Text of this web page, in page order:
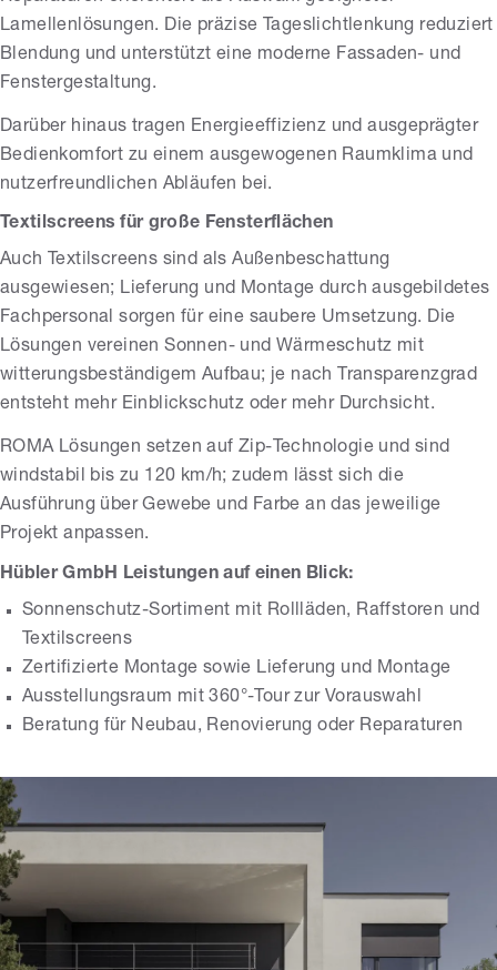
Lamellenlösungen. Die präzise Tageslichtlenkung reduziert
Blendung und unterstützt eine moderne Fassaden- und
Fenstergestaltung.
Darüber hinaus tragen Energieeffizienz und ausgeprägter
Bedienkomfort zu einem ausgewogenen Raumklima und
nutzerfreundlichen Abläufen bei.
Textilscreens für große Fensterflächen
Auch Textilscreens sind als Außenbeschattung
ausgewiesen; Lieferung und Montage durch ausgebildetes
Fachpersonal sorgen für eine saubere Umsetzung. Die
Lösungen vereinen Sonnen- und Wärmeschutz mit
witterungsbeständigem Aufbau; je nach Transparenzgrad
entsteht mehr Einblickschutz oder mehr Durchsicht.
ROMA Lösungen setzen auf Zip-Technologie und sind
windstabil bis zu 120 km/h; zudem lässt sich die
Ausführung über Gewebe und Farbe an das jeweilige
Projekt anpassen.
Hübler GmbH Leistungen auf einen Blick:
Sonnenschutz-Sortiment mit Rollläden, Raffstoren und
Textilscreens
Zertifizierte Montage sowie Lieferung und Montage
Ausstellungsraum mit 360°-Tour zur Vorauswahl
Beratung für Neubau, Renovierung oder Reparaturen